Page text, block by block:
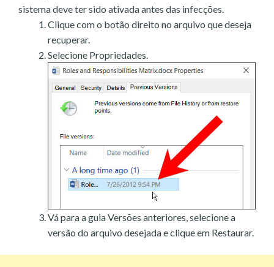
sistema deve ter sido ativada antes das infecções.
Clique com o botão direito no arquivo que deseja
recuperar.
Selecione Propriedades.
Vá para a guia Versões anteriores, selecione a
versão do arquivo desejada e clique em Restaurar.